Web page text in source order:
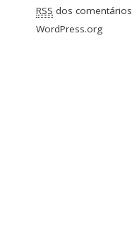
RSS dos comentários
WordPress.org